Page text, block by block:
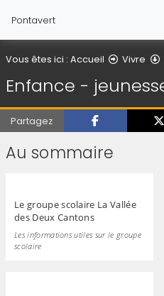
Pontavert
Vous êtes ici : Accueil Vivre
Enfance -
Partagez
Au sommaire
Le groupe scolaire La Vallée
des Deux Cantons
Les informations utiles sur le groupe
scolaire